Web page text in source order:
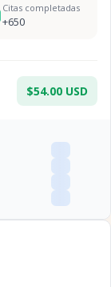
Citas completadas
+650
$54.00 USD